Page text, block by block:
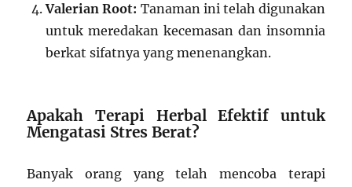
Valerian Root: Tanaman ini telah digunakan
untuk meredakan kecemasan dan insomnia
berkat sifatnya yang menenangkan.
Apakah Terapi Herbal Efektif untuk
Mengatasi Stres Berat?
Banyak orang yang telah mencoba terapi